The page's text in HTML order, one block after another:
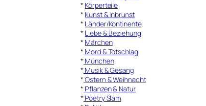
* Körperteile
* Kunst & Inbrunst
* Länder/Kontinente
* Liebe & Beziehung
* Märchen
* Mord & Totschlag
* München
* Musik & Gesang
* Ostern & Weihnacht
* Pflanzen & Natur
* Poetry Slam